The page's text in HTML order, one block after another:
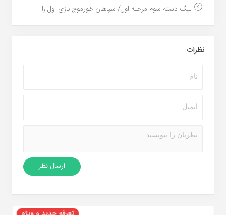
لیگ دسته سوم مرحله اول/ سپاهان خورموج بازی اول را ...
نظرات